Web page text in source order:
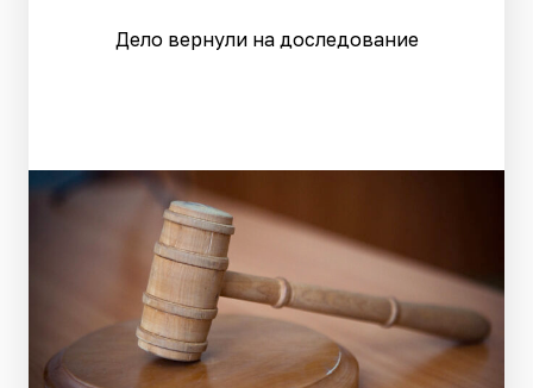
Дело вернули на доследование